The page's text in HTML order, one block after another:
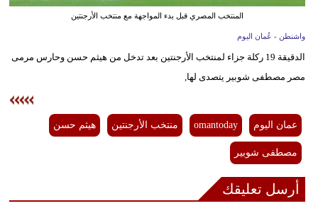
مرأة
وتكنولوجيا
مدوَّنات
المنتخب المصري قبل بدء المواجهة مع منتخب الأرجنتين
واشنطن - عُمان اليوم
الدقيقة 19 ركلة جزاء لمنتخب الأرجنتين بعد تدخل من هيثم حسن وحارس مرمى
مصر مصطفى شوبير يتصدى لها,
عمان اليوم omantoday منتخب الأرجنتين هيثم حسن
مصطفى شوبير
أرسل تعليقك